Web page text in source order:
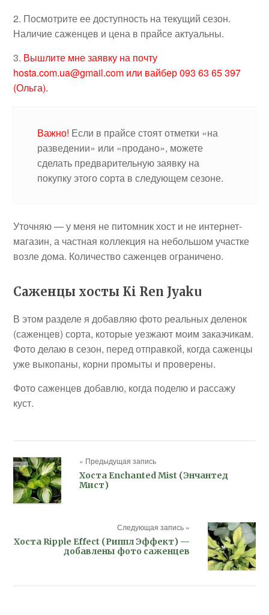
2. Посмотрите ее доступность на текущий сезон.
Наличие саженцев и цена в прайсе актуальны.
3. Вышлите мне заявку на почту
hosta.com.ua@gmail.com или вайбер 093 63 65 397
(Ольга).
Важно! Если в прайсе стоят отметки «на
разведении» или «продано», можете
сделать предварительную заявку на
покупку этого сорта в следующем сезоне.
Уточняю — у меня не питомник хост и не интернет-
магазин, а частная коллекция на небольшом участке
возле дома. Количество саженцев ограничено.
Саженцы хосты Ki Ren Jyaku
В этом разделе я добавляю фото реальных деленок
(саженцев) сорта, которые уезжают моим заказчикам.
Фото делаю в сезон, перед отправкой, когда саженцы
уже выкопаны, корни промыты и проверены.
Фото саженцев добавлю, когда поделю и рассажу
куст.
« Предыдущая запись
Хоста Enchanted Mist (Энчантед
Мист)
Следующая запись »
Хоста Ripple Effect (Риппл Эффект) —
добавлены фото саженцев